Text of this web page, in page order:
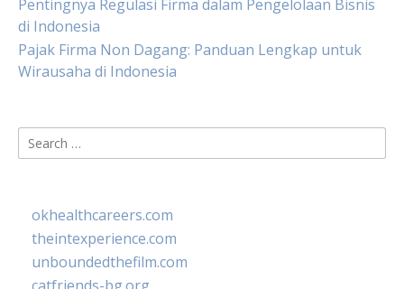
Pentingnya Regulasi Firma dalam Pengelolaan Bisnis
di Indonesia
Pajak Firma Non Dagang: Panduan Lengkap untuk
Wirausaha di Indonesia
Search
for:
okhealthcareers.com
theintexperience.com
unboundedthefilm.com